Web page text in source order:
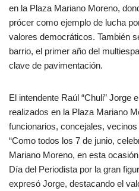
en la Plaza Mariano Moreno,
prócer como ejemplo de lucha
valores democráticos. También
barrio, el primer año del
clave de pavimentación.
El intendente Raúl “Chuli” Jorge
realizados en la Plaza Mariano
funcionarios, concejales,
“Como todos los 7 de junio,
Mariano Moreno, en esta
Día del Periodista por la gran
expresó Jorge, destacando el